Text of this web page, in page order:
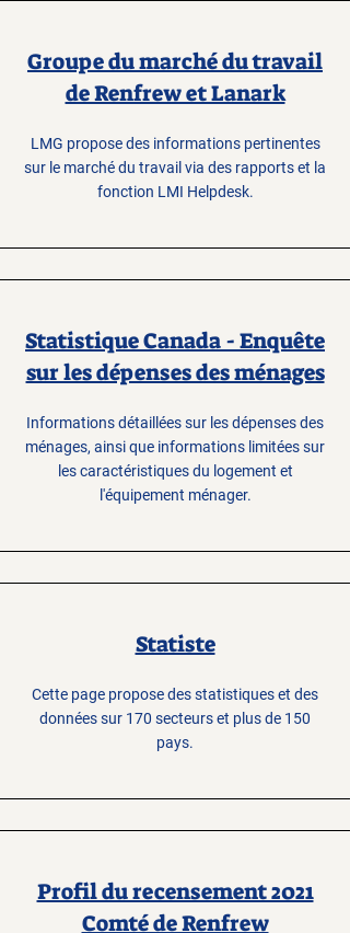
Groupe du marché du travail
de Renfrew et Lanark
LMG propose des informations pertinentes
sur le marché du travail via des rapports et la
fonction LMI Helpdesk.
Statistique Canada - Enquête
sur les dépenses des ménages
Informations détaillées sur les dépenses des
ménages, ainsi que informations limitées sur
les caractéristiques du logement et
l'équipement ménager.
Statiste
Cette page propose des statistiques et des
données sur 170 secteurs et plus de 150
pays.
Profil du recensement 2021
Comté de Renfrew